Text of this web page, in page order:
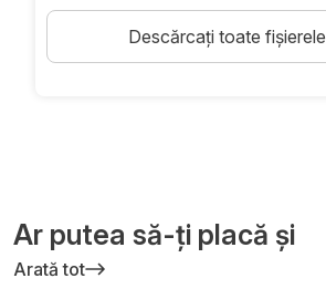
Descărcați toate fișierele
Ar putea să-ți placă și
Arată tot